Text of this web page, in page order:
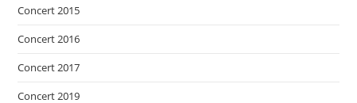
Concert 2015
Concert 2016
Concert 2017
Concert 2019